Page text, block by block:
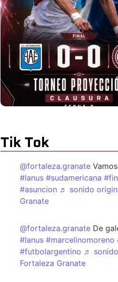
Tik Tok
@fortaleza.granate
#lanus #sudamericana
#asuncion ♬ sonido
Granate
@fortaleza.granate De
#lanus #marcelinomoreno
#futbolargentino ♬
Fortaleza Granate